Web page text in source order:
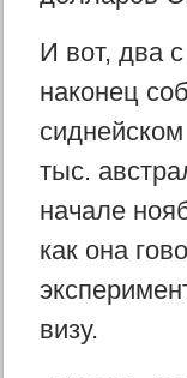
И вот, два
наконец
тыс.
начале
как она
визу.